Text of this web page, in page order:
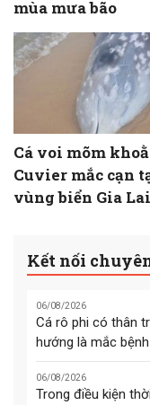
mùa mưa bão
Cá voi mõm
Cuvier mắc cạn
vùng biển Gia Lai
Kết nối
06/08/2026
Cá rô phi có thân
hướng là mắc
06/08/2026
Trong điều kiện